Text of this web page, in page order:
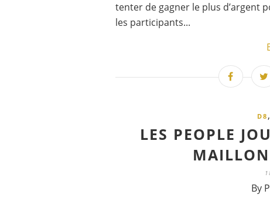
tenter de gagner le plus d’argent
les participants...
D8,
LES PEOPLE
By